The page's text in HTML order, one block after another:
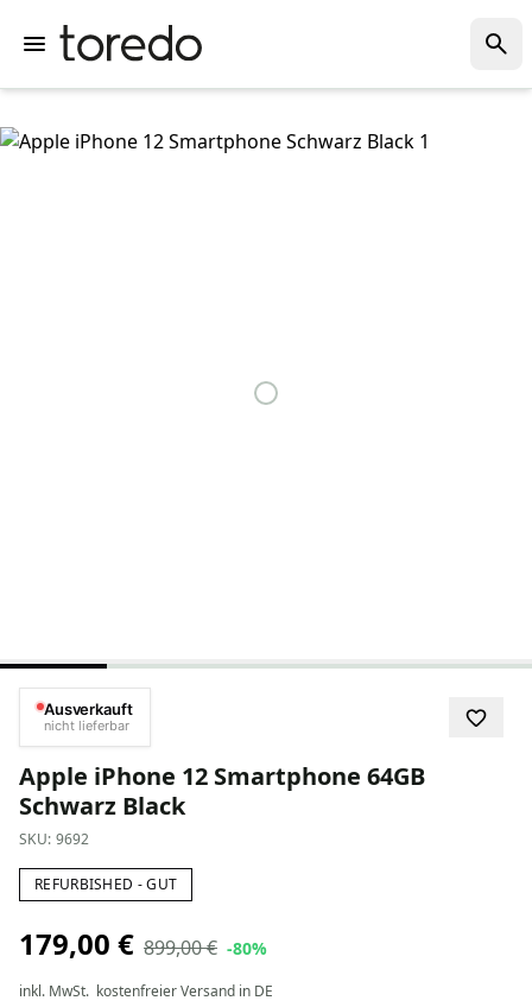
Ausverkauft
nicht lieferbar
Apple iPhone 12 Smartphone 64GB
Schwarz Black
SKU: 9692
REFURBISHED - GUT
179,00 € 899,00 € -80%
inkl. MwSt. kostenfreier Versand in DE